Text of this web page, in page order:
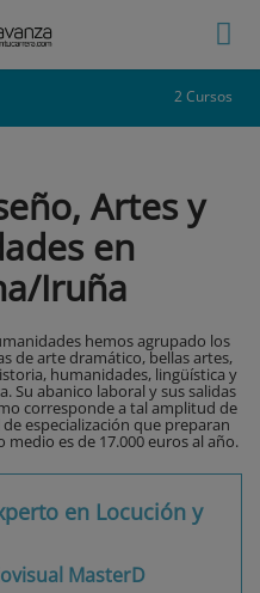
2 Cursos
Artes y
en
Iruña
hemos agrupado los
de arte dramático, bellas artes,
humanidades, lingüística y
Su abanico laboral y sus salidas
corresponde a tal amplitud de
especialización que preparan
es de 17.000 euros al año.
en Locución y
MasterD